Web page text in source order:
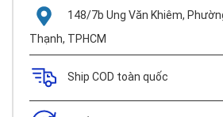
148/7b Ung Văn Khiêm,
Thạnh, TPHCM
Ship COD toàn quốc